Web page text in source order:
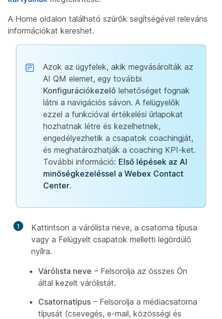
A Home oldalon található szűrők segítségével releváns
információkat kereshet.
Azok az ügyfelek, akik megvásárolták az
AI QM elemet, egy további
Konfigurációkezelő lehetőséget fognak
látni a navigációs sávon. A felügyelők
ezzel a funkcióval értékelési űrlapokat
hozhatnak létre és kezelhetnek,
engedélyezhetik a csapatok coachingját,
és meghatározhatják a coaching KPI-ket.
További információ: Első lépések az AI
minőségkezeléssel a Webex Contact
Center.
1
Kattintson a várólista neve, a csatorna típusa
vagy a Felügyelt csapatok melletti legördülő
nyílra.
Várólista neve – Felsorolja az összes Ön
által kezelt várólistát.
Csatornatípus – Felsorolja a médiacsatorna
típusát (csevegés, e-mail, közösségi és